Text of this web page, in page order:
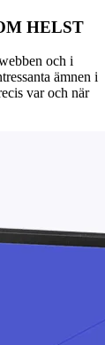
HELST
och i
ämnen i
var och när